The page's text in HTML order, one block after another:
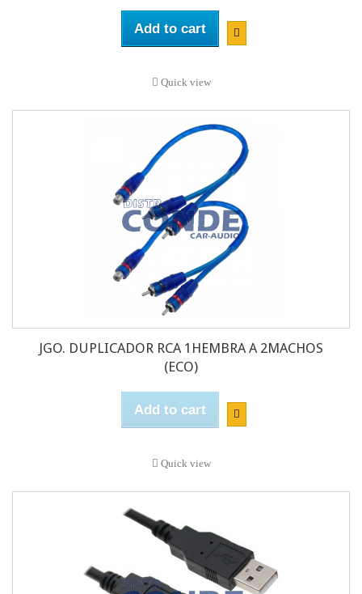
Add to cart
Quick view
JGO. DUPLICADOR RCA 1HEMBRA A 2MACHOS
(ECO)
Add to cart
Quick view